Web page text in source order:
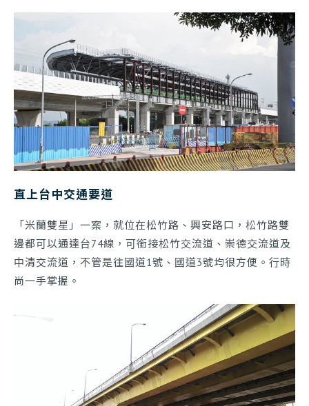
直上台中交通要道
「米蘭雙星」一案，就位在松竹路、興安路口，松竹路雙
邊都可以通達台74線，可銜接松竹交流道、崇德交流道及
中清交流道，不管是往國道1號、國道3號均很方便。行時
尚一手掌握。